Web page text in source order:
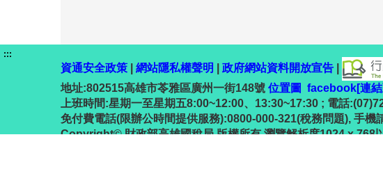
:::
資通安全政策 網站隱私權聲明 政府網站資料開放宣告
地址:802515高雄市苓雅區廣州一街148號 位置圖 facebook[連結
上班時間:星期一至星期五8:00~12:00、13:30~17:30 ; 電話
免付費電話(限辦公時間提供服務):0800-000-321(稅務問題), 手機
Copyright© 財政部高雄國稅局 版權所有 瀏覽解析度1024 x